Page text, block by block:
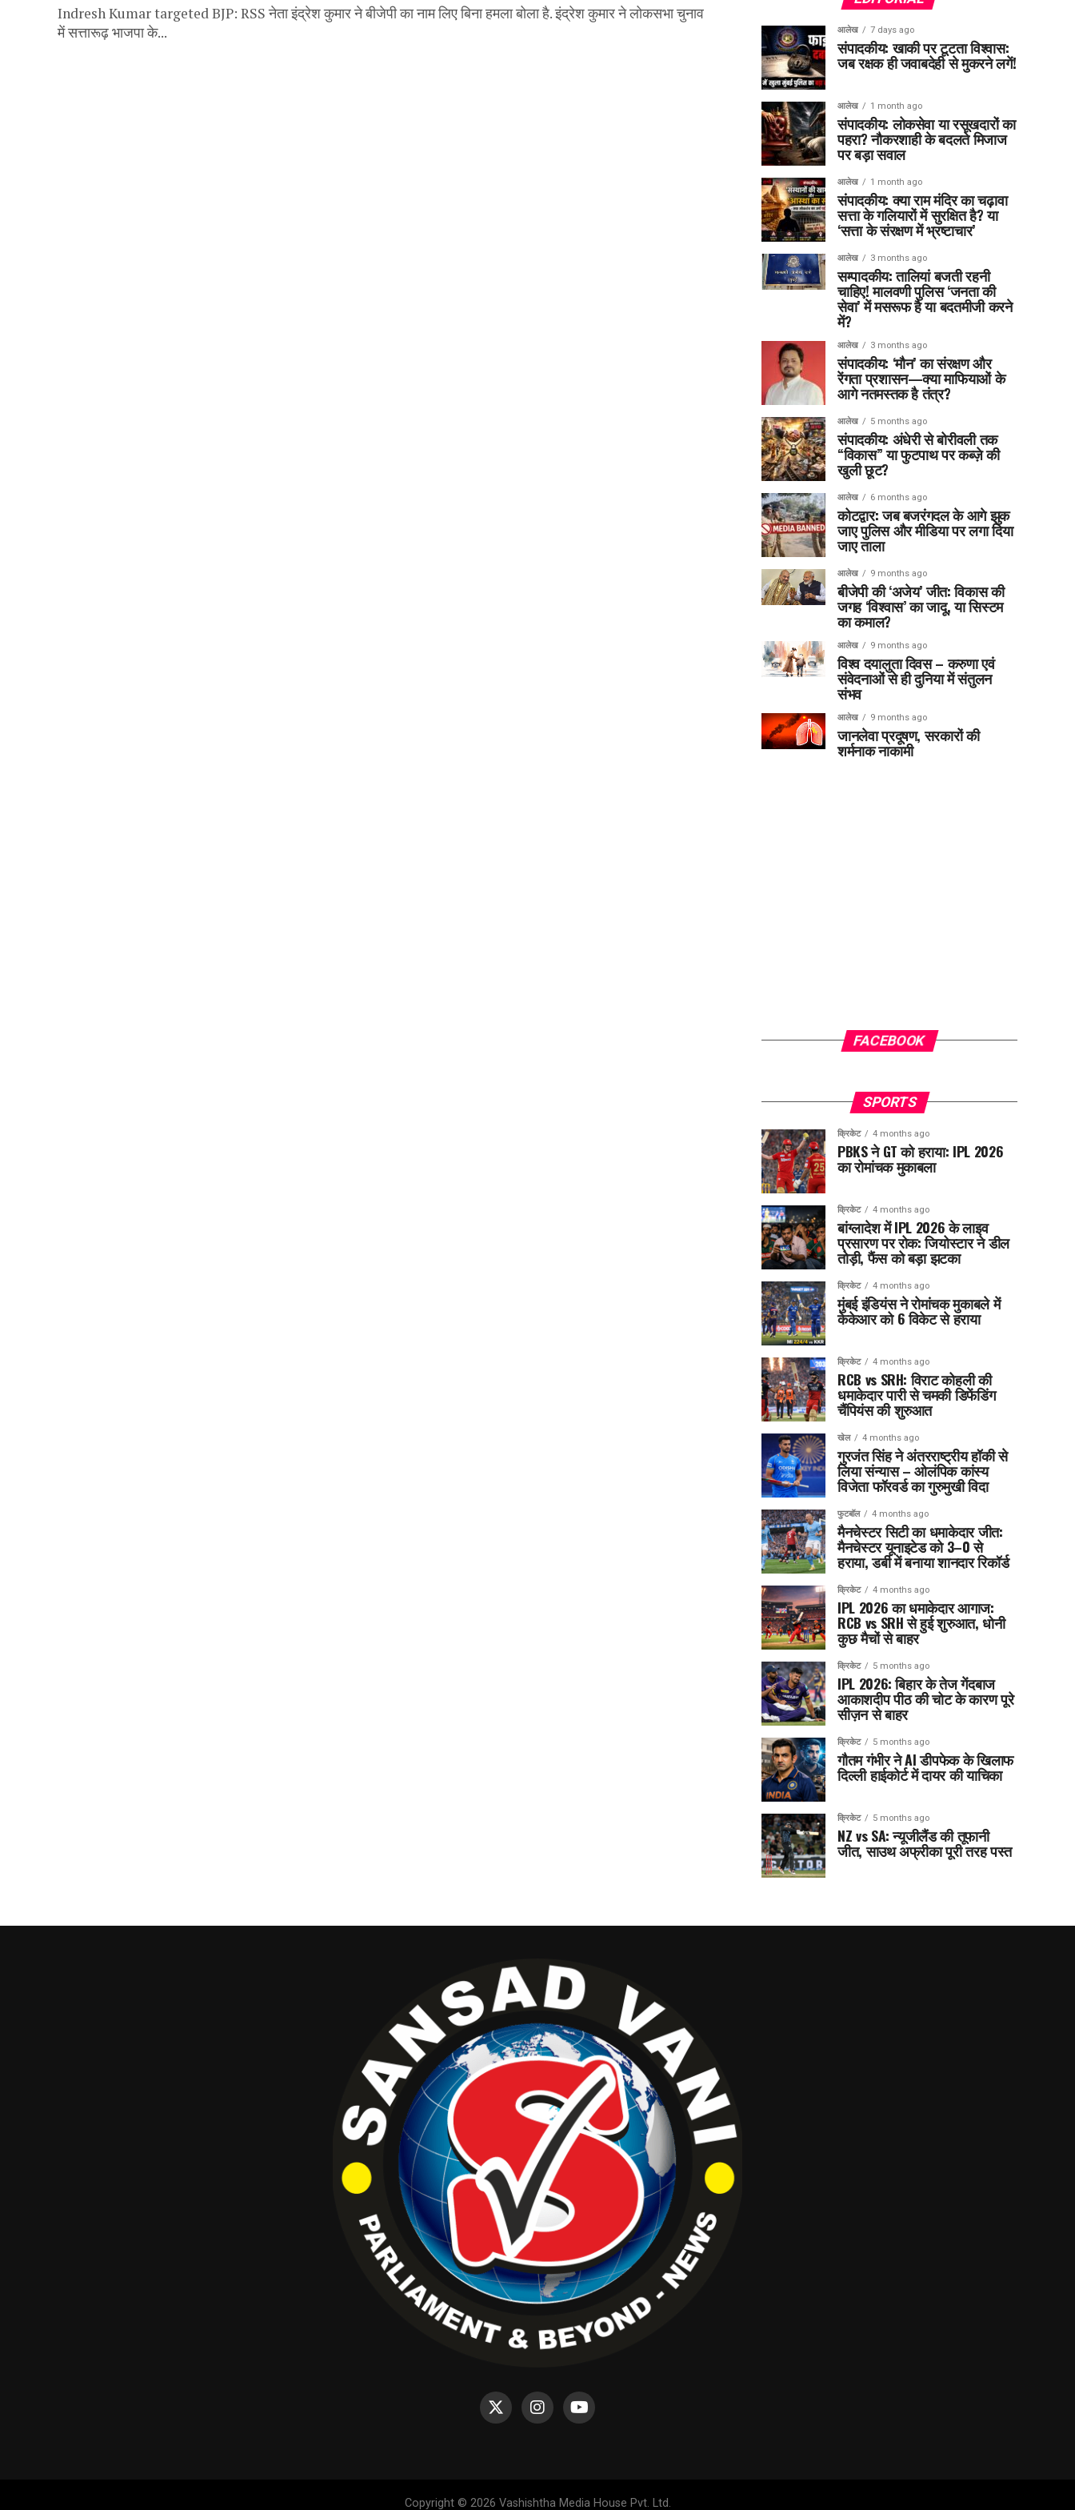
Indresh Kumar targeted BJP: RSS नेता इंद्रेश कुमार ने बीजेपी का नाम लिए बिना हमला बोला है. इंद्रेश कुमार ने लोकसभा चुनाव
में सत्तारूढ़ भाजपा के...
आलेख 7 days ago
संपादकीय: खाकी पर टूटता विश्वास:
जब रक्षक ही जवाबदेही से मुकरने लगें!
आलेख 1 month ago
संपादकीय: लोकसेवा या रसूखदारों का
पहरा? नौकरशाही के बदलते मिजाज
पर बड़ा सवाल
आलेख 1 month ago
संपादकीय: क्या राम मंदिर का चढ़ावा
सत्ता के गलियारों में सुरक्षित है? या
‘सत्ता के संरक्षण में भ्रष्टाचार’
आलेख 3 months ago
सम्पादकीय: तालियां बजती रहनी
चाहिए! मालवणी पुलिस ‘जनता की
सेवा’ में मसरूफ है या बदतमीजी करने
में?
आलेख 3 months ago
संपादकीय: ‘मौन’ का संरक्षण और
रेंगता प्रशासन—क्या माफियाओं के
आगे नतमस्तक है तंत्र?
आलेख 5 months ago
संपादकीय: अंधेरी से बोरीवली तक
“विकास” या फुटपाथ पर कब्ज़े की
खुली छूट?
आलेख 6 months ago
कोटद्वार: जब बजरंगदल के आगे झुक
जाए पुलिस और मीडिया पर लगा दिया
जाए ताला
आलेख 9 months ago
बीजेपी की ‘अजेय’ जीत: विकास की
जगह ‘विश्वास’ का जादू, या सिस्टम
का कमाल?
आलेख 9 months ago
विश्व दयालुता दिवस – करुणा एवं
संवेदनाओं से ही दुनिया में संतुलन
संभव
आलेख 9 months ago
जानलेवा प्रदूषण, सरकारों की
शर्मनाक नाकामी
FACEBOOK
SPORTS
क्रिकेट 4 months ago
PBKS ने GT को हराया: IPL 2026
का रोमांचक मुकाबला
क्रिकेट 4 months ago
बांग्लादेश में IPL 2026 के लाइव
प्रसारण पर रोक: जियोस्टार ने डील
तोड़ी, फैंस को बड़ा झटका
क्रिकेट 4 months ago
मुंबई इंडियंस ने रोमांचक मुकाबले में
केकेआर को 6 विकेट से हराया
क्रिकेट 4 months ago
RCB vs SRH: विराट कोहली की
धमाकेदार पारी से चमकी डिफेंडिंग
चैंपियंस की शुरुआत
खेल 4 months ago
गुरजंत सिंह ने अंतरराष्ट्रीय हॉकी से
लिया संन्यास – ओलंपिक कांस्य
विजेता फॉरवर्ड का गुरुमुखी विदा
फुटबॉल 4 months ago
मैनचेस्टर सिटी का धमाकेदार जीत:
मैनचेस्टर यूनाइटेड को 3–0 से
हराया, डर्बी में बनाया शानदार रिकॉर्ड
क्रिकेट 4 months ago
IPL 2026 का धमाकेदार आगाज:
RCB vs SRH से हुई शुरुआत, धोनी
कुछ मैचों से बाहर
क्रिकेट 5 months ago
IPL 2026: बिहार के तेज गेंदबाज
आकाशदीप पीठ की चोट के कारण पूरे
सीज़न से बाहर
क्रिकेट 5 months ago
गौतम गंभीर ने AI डीपफेक के खिलाफ
दिल्ली हाईकोर्ट में दायर की याचिका
क्रिकेट 5 months ago
NZ vs SA: न्यूजीलैंड की तूफानी
जीत, साउथ अफ्रीका पूरी तरह पस्त
Copyright © 2026 Vashishtha Media House Pvt. Ltd.